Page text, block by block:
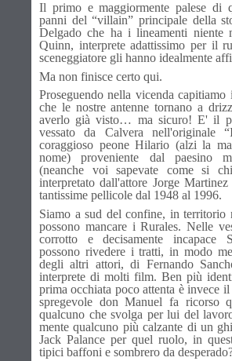
Il primo e maggiormente palese di
panni del “villain” principale della
Delgado che ha i lineamenti niente
Quinn, interprete adattissimo per il
sceneggiatore gli hanno idealmente
Ma non finisce certo qui.
Proseguendo nella vicenda capitiamo
che le nostre antenne tornano a
averlo già visto… ma sicuro! E' il
vessato da Calvera nell'originale
coraggioso peone Hilario (alzi la
nome) proveniente dal paesino
(neanche voi sapevate come si
interpretato dall'attore Jorge
tantissime pellicole dal 1948 al 1996.
Siamo a sud del confine, in territorio
possono mancare i Rurales. Nelle
corrotto e decisamente incapace
possono rivedere i tratti, in modo
degli altri attori, di Fernando
interprete di molti film. Ben più
prima occhiata poco attenta è invece
spregevole don Manuel fa ricorso
qualcuno che svolga per lui del
mente qualcuno più calzante di un
Jack Palance per quel ruolo, in
tipici baffoni e sombrero da